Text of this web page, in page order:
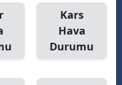
Kars
Hava
Durumu